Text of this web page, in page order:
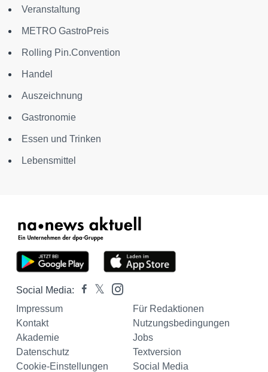
Veranstaltung
METRO GastroPreis
Rolling Pin.Convention
Handel
Auszeichnung
Gastronomie
Essen und Trinken
Lebensmittel
Social Media:
Impressum
Für Redaktionen
Kontakt
Nutzungsbedingungen
Akademie
Jobs
Datenschutz
Textversion
Cookie-Einstellungen
Social Media